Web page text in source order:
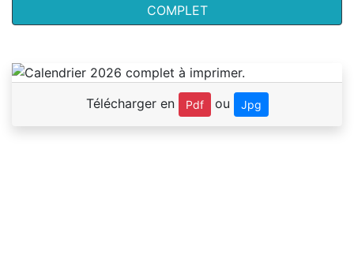
COMPLET
Télécharger en Pdf ou Jpg